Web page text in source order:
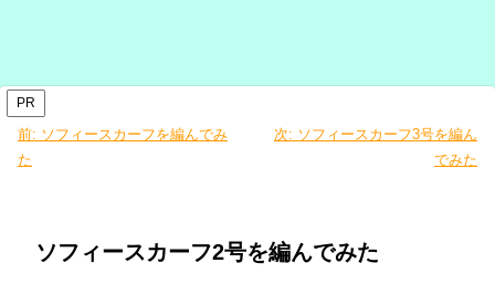
PR
前: ソフィースカーフを編んでみ
た
次: ソフィースカーフ3号を編ん
でみた
ソフィースカーフ2号を編んでみた